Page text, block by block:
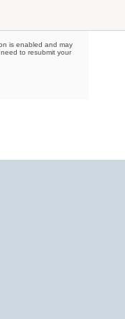
is enabled and may
to resubmit your